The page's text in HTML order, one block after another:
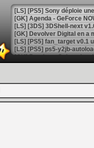
[GK] Agenda - GeForce
[GK] Devolver Digital en a
[LS] [PS5] ps5-y2jb-
[GK] Pourquoi Marvel
[GK] Test : Restory : Chill
[GK] GTA 6 : Rockstar
[GK] Hot Wheels Infinite
[GK] Mémoire cash -
[GK] Résultats Nintendo :
[GK] Déjà des
[Mo5] Brickboy cherche à
[GK] Minecraft et ses «